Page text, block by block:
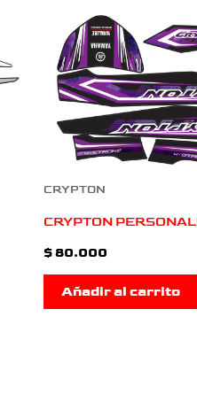
CRYPTON
CRYPTON
$80.000
Añadir al carrito